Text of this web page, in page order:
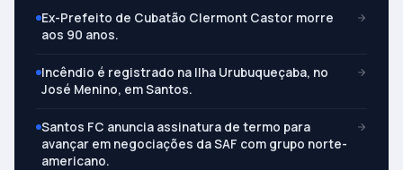
Ex-Prefeito de Cubatão Clermont Castor morre
aos 90 anos.
Incêndio é registrado na Ilha Urubuqueçaba, no
José Menino, em Santos.
Santos FC anuncia assinatura de termo para
avançar em negociações da SAF com grupo norte-
americano.